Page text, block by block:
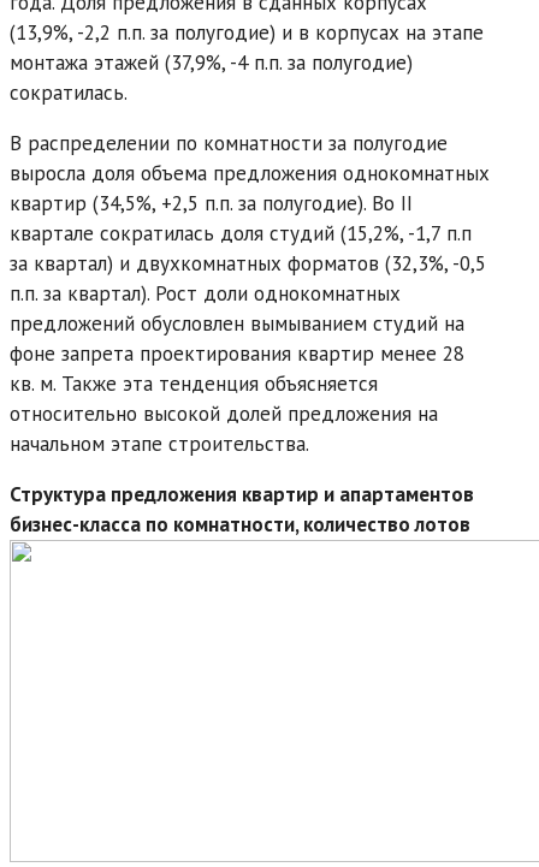
(13,9%, -2,2 п.п. за полугодие) и в корпусах на этапе
монтажа этажей (37,9%, -4 п.п. за полугодие)
сократилась.
В распределении по комнатности за полугодие
выросла доля объема предложения однокомнатных
квартир (34,5%, +2,5 п.п. за полугодие). Во II
квартале сократилась доля студий (15,2%, -1,7 п.п
за квартал) и двухкомнатных форматов (32,3%, -0,5
п.п. за квартал). Рост доли однокомнатных
предложений обусловлен вымыванием студий на
фоне запрета проектирования квартир менее 28
кв. м. Также эта тенденция объясняется
относительно высокой долей предложения на
начальном этапе строительства.
Структура предложения квартир и апартаментов
бизнес-класса по комнатности, количество лотов